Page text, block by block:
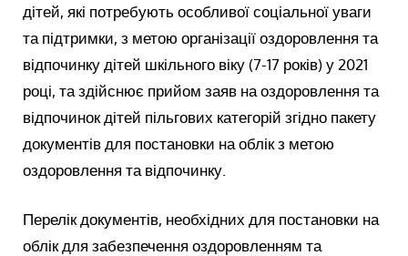
дітей, які потребують особливої соціальної уваги
та підтримки, з метою організації оздоровлення та
відпочинку дітей шкільного віку (7-17 років) у 2021
році, та здійснює прийом заяв на оздоровлення та
відпочинок дітей пільгових категорій згідно пакету
документів для постановки на облік з метою
оздоровлення та відпочинку.
Перелік документів, необхідних для постановки на
облік для забезпечення оздоровленням та